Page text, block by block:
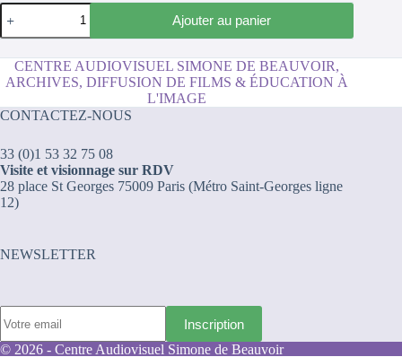
quantité
de
Long
Passing
Ajouter au panier
CENTRE AUDIOVISUEL SIMONE DE BEAUVOIR,
ARCHIVES, DIFFUSION DE FILMS & ÉDUCATION À
L'IMAGE
CONTACTEZ-NOUS
33 (0)1 53 32 75 08
Visite et visionnage sur RDV
28 place St Georges 75009 Paris (Métro Saint-Georges ligne
12)
NEWSLETTER
© 2026 - Centre Audiovisuel Simone de Beauvoir